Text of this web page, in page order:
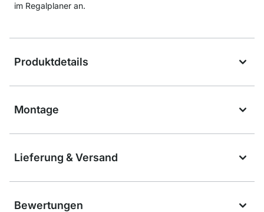
im Regalplaner an.
Produktdetails
Montage
Lieferung & Versand
Bewertungen